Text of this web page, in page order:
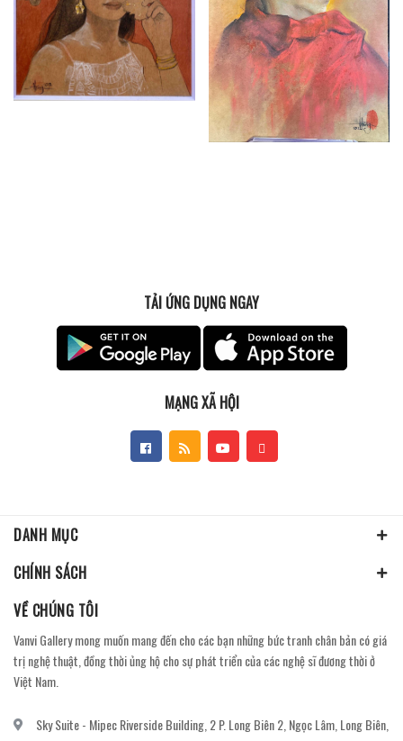
TẢI ỨNG DỤNG NGAY
MẠNG XÃ HỘI
DANH MỤC
CHÍNH SÁCH
VỀ CHÚNG TÔI
Vanvi Gallery mong muốn mang đến cho các bạn những bức tranh chân bản có giá
trị nghệ thuật, đồng thời ủng hộ cho sự phát triển của các nghệ sĩ đương thời ở
Việt Nam.
Sky Suite - Mipec Riverside Building, 2 P. Long Biên 2, Ngọc Lâm, Long Biên,